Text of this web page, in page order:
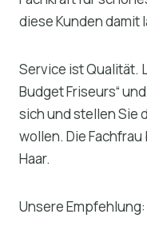
diese Kunden damit
Service ist Qualität.
Budget Friseurs“
sich und stellen Sie
wollen. Die
Haar.
Unsere Empfehlung: